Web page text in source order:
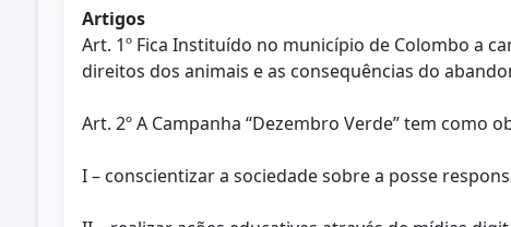
Artigos
Art. 1º Fica Instituído no município de Colombo a
direitos dos animais e as consequências do
Art. 2º A Campanha “Dezembro Verde” tem como
I – conscientizar a sociedade sobre a posse